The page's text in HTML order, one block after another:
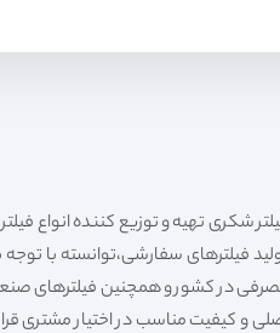
فیلترهای سفارشی،توانسته با
در کشور و همچنین فیلترهای صنعتی
و کیفیت مناسب در اختیار مشتری